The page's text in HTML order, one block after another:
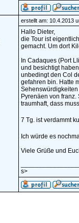
erstellt am: 10.4.2013
Hallo Dieter,
die Tour ist
gemacht. Um dort
In Cadaques (Port
und besichtigt
unbedingt den Col
gefahren bin. Hatte
Pyrenäen von
traumhaft, dass
7 Tg. ist verdammt
Ich würde es
Viele Grüße und
s>